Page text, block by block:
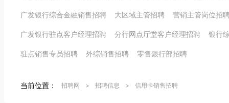
广发银行综合金融销售招聘 大区域主管招聘 营销主管岗位招
广发银行驻点客户经理招聘 分行网点厅堂客户经理招聘 银行
驻点销售专员招聘 外综销售招聘 零售銀行部招聘
当前位置： 招聘网 > 招聘信息 > 信用卡销售招聘